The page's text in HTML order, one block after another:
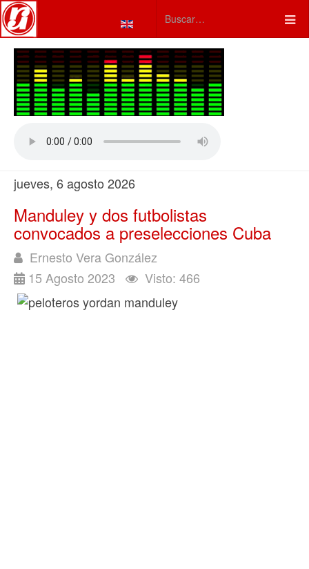
Seleccione su idioma
Type 2 or more characters
jueves, 6 agosto 2026
Manduley y dos futbolistas
convocados a preselecciones Cuba
Ernesto Vera González
15 Agosto 2023
Visto: 466